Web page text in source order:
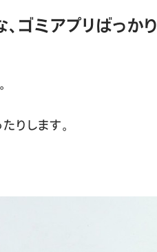
ゴミアプリばっかり
りします。